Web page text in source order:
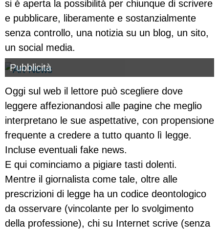
si è aperta la possibilità per chiunque di scrivere
e pubblicare, liberamente e sostanzialmente
senza controllo, una notizia su un blog, un sito,
un social media.
Pubblicità
Oggi sul web il lettore può scegliere dove
leggere affezionandosi alle pagine che meglio
interpretano le sue aspettative, con propensione
frequente a credere a tutto quanto lì legge.
Incluse eventuali fake news.
E qui cominciamo a pigiare tasti dolenti.
Mentre il giornalista come tale, oltre alle
prescrizioni di legge ha un codice deontologico
da osservare (vincolante per lo svolgimento
della professione), chi su Internet scrive (senza